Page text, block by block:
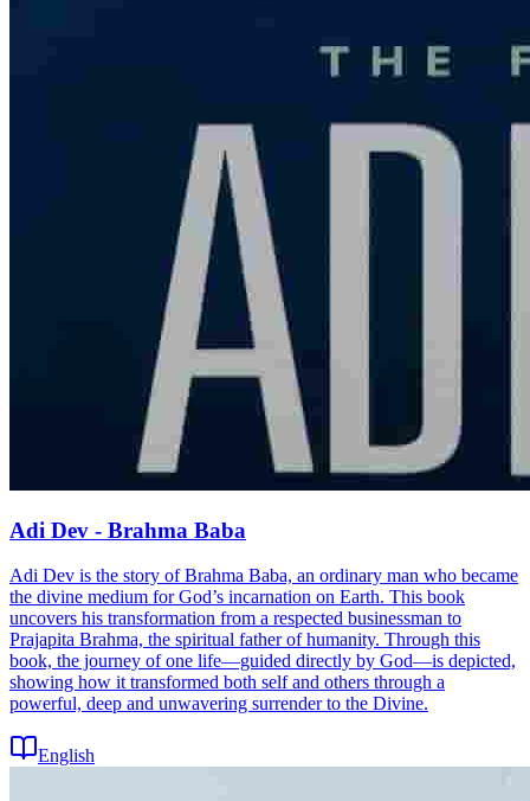
Adi Dev - Brahma Baba
Adi Dev is the story of Brahma Baba, an ordinary man who became
the divine medium for God’s incarnation on Earth. This book
uncovers his transformation from a respected businessman to
Prajapita Brahma, the spiritual father of humanity. Through this
book, the journey of one life—guided directly by God—is depicted,
showing how it transformed both self and others through a
powerful, deep and unwavering surrender to the Divine.
English